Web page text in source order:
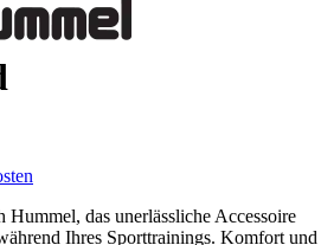
Hummel, das unerlässliche Accessoire
Ihres Sporttrainings. Komfort und